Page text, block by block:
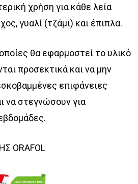
χρήση για κάθε λεία
γυαλί (τζάμι) και έπιπλα.
θα εφαρμοστεί το υλικό
προσεκτικά και να μην
επιφάνειες
να στεγνώσουν για
ORAFOL